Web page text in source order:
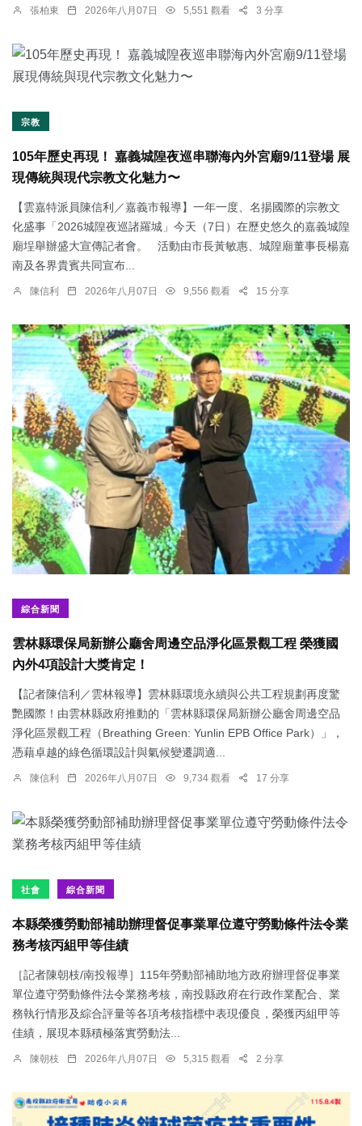
張柏東 2026年八月07日 5,551 觀看 3 分享
宗教
105年歷史再現！ 嘉義城隍夜巡串聯海內外宮廟9/11登場 展
現傳統與現代宗教文化魅力〜
【雲嘉特派員陳信利／嘉義市報導】一年一度、名揚國際的宗教文
化盛事「2026城隍夜巡諸羅城」今天（7日）在歷史悠久的嘉義城隍
廟埕舉辦盛大宣傳記者會。 活動由市長黃敏惠、城隍廟董事長楊嘉
南及各界貴賓共同宣布...
陳信利 2026年八月07日 9,556 觀看 15 分享
綜合新聞
雲林縣環保局新辦公廳舍周邊空品淨化區景觀工程 榮獲國
內外4項設計大獎肯定！
【記者陳信利／雲林報導】雲林縣環境永續與公共工程規劃再度驚
艷國際！由雲林縣政府推動的「雲林縣環保局新辦公廳舍周邊空品
淨化區景觀工程（Breathing Green: Yunlin EPB Office Park）」，
憑藉卓越的綠色循環設計與氣候變遷調適...
陳信利 2026年八月07日 9,734 觀看 17 分享
社會 綜合新聞
本縣榮獲勞動部補助辦理督促事業單位遵守勞動條件法令業
務考核丙組甲等佳績
［記者陳朝枝/南投報導］115年勞動部補助地方政府辦理督促事業
單位遵守勞動條件法令業務考核，南投縣政府在行政作業配合、業
務執行情形及綜合評量等各項考核指標中表現優良，榮獲丙組甲等
佳績，展現本縣積極落實勞動法...
陳朝枝 2026年八月07日 5,315 觀看 2 分享